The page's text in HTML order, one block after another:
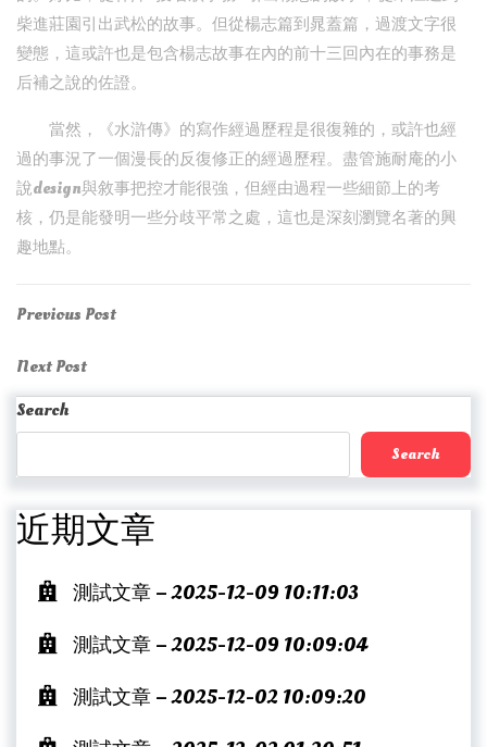
柴進莊園引出武松的故事。但從楊志篇到晁蓋篇，過渡文字很
變態，這或許也是包含楊志故事在內的前十三回內在的事務是
后補之說的佐證。
當然，《水滸傳》的寫作經過歷程是很復雜的，或許也經
過的事況了一個漫長的反復修正的經過歷程。盡管施耐庵的小
說design與敘事把控才能很強，但經由過程一些細節上的考
核，仍是能發明一些分歧平常之處，這也是深刻瀏覽名著的興
趣地點。
Post
navigation
Previous
Previous Post
Next
Post
Next Post
Search
Search
近期文章
測試文章 – 2025-12-09 10:11:03
測試文章 – 2025-12-09 10:09:04
測試文章 – 2025-12-02 10:09:20